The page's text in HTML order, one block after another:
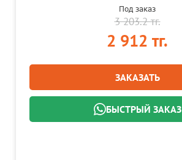
Под заказ
3 203.2 тг.
2 912 тг.
ЗАКАЗАТЬ
БЫСТРЫЙ ЗАКАЗ